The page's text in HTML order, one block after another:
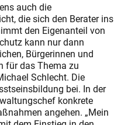
auch die
die sich den Berater ins
den Eigenanteil von
kann nur dann
Bürgerinnen und
für das Thema zu
Schlecht. Die
bei. In der
konkrete
angehen. „Mein